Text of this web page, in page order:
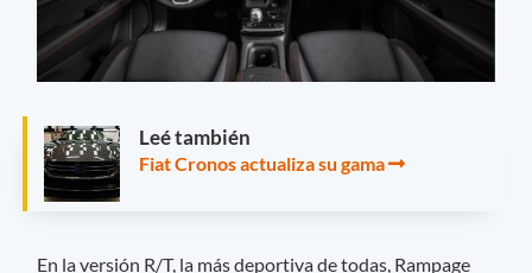
Leé también
Fiat Cronos actualiza su gama
En la versión R/T, la más deportiva de todas, Rampage